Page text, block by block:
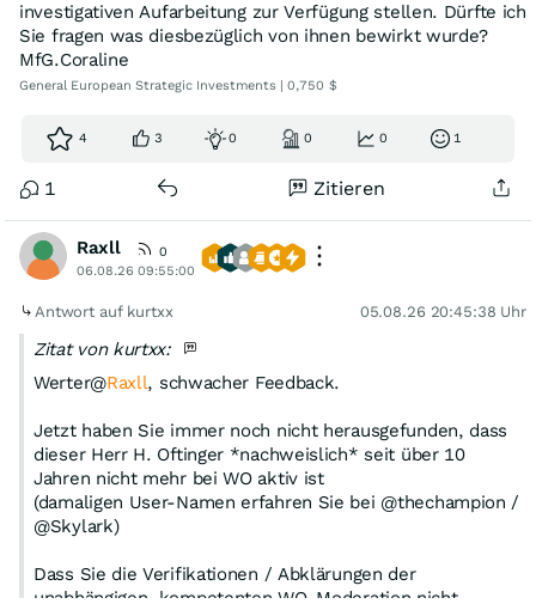
investigativen Aufarbeitung zur Verfügung stellen. Dürfte ich
Sie fragen was diesbezüglich von ihnen bewirkt wurde?
MfG.Coraline
General European Strategic Investments | 0,750 $
4 3 0 0 0 1
1 Zitieren
Raxll
0
06.08.26 09:55:00
Antwort auf kurtxx 05.08.26 20:45:38 Uhr
Zitat von kurtxx:
Werter@Raxll, schwacher Feedback.
Jetzt haben Sie immer noch nicht herausgefunden, dass
dieser Herr H. Oftinger *nachweislich* seit über 10
Jahren nicht mehr bei WO aktiv ist
(damaligen User-Namen erfahren Sie bei @thechampion /
@Skylark)
Dass Sie die Verifikationen / Abklärungen der
unabhängigen, kompetenten WO-Moderation nicht